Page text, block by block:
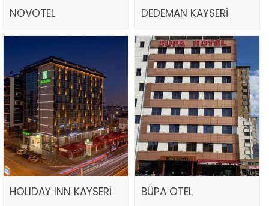
NOVOTEL DEDEMAN KAYSERİ
HOLIDAY INN KAYSERİ BÜPA OTEL